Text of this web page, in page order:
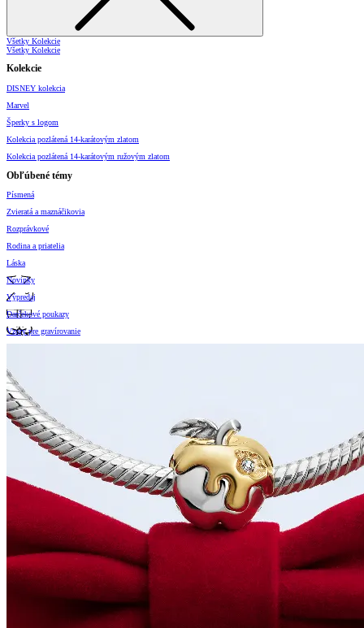
Všetky Kolekcie
Všetky Kolekcie
Kolekcie
DISNEY kolekcia
Marvel
Šperky s logom
Kolekcia pozlátená 14-karátovým zlatom
Kolekcia pozlátená 14-karátovým ružovým zlatom
Obľúbené témy
Písmená
Zvieratá a maznáčikovia
Rozprávkové
Rodina a priatelia
Láska
Novinky
Výpredaj
Darčekové poukazy
Vzory pre gravírovanie